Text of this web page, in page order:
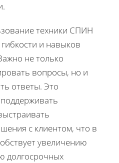
техники СПИН
и навыков
не только
вопросы, но и
ответы. Это
с клиентом, что в
увеличению
долгосрочных